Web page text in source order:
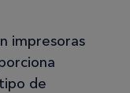
impresoras
de